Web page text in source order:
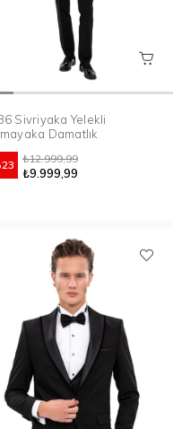
Sivriyaka Yelekli
Damatlık
₺9.999,99
₺12.999,99